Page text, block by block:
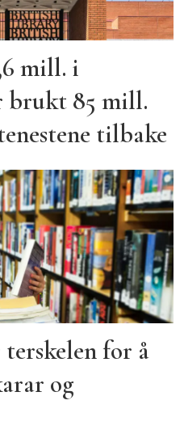
mill. i
brukt 85 mill.
tilbake
for å
og